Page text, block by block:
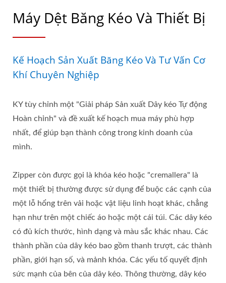
Máy Dệt Băng Kéo Và Thiết Bị
Kế Hoạch Sản Xuất Băng Kéo Và Tư Vấn Cơ
Khí Chuyên Nghiệp
KY tùy chỉnh một "Giải pháp Sản xuất Dây kéo Tự động
Hoàn chỉnh" và đề xuất kế hoạch mua máy phù hợp
nhất, để giúp bạn thành công trong kinh doanh của
mình.
Zipper còn được gọi là khóa kéo hoặc "cremallera" là
một thiết bị thường được sử dụng để buộc các cạnh của
một lỗ hổng trên vải hoặc vật liệu linh hoạt khác, chẳng
hạn như trên một chiếc áo hoặc một cái túi. Các dây kéo
có đủ kích thước, hình dạng và màu sắc khác nhau. Các
thành phần của dây kéo bao gồm thanh trượt, các thành
phần, giới hạn số, và mảnh khóa. Các yếu tố quyết định
sức mạnh của bên của dây kéo. Thông thường, dây kéo